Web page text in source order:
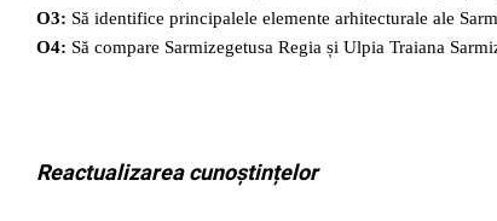
O3: Să identifice principalele elemente arhitecturale ale
O4: Să compare Sarmizegetusa Regia și Ulpia Traiana
Reactualizarea cunoștințelor